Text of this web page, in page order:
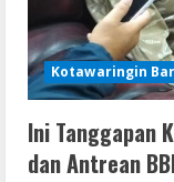
Kotawaringin
Ini Tanggapan
dan Antrean